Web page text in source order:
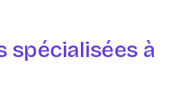
spécialisées à